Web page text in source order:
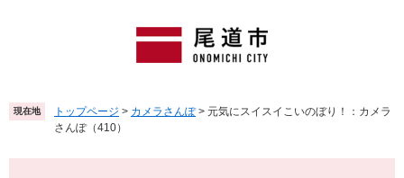
頭
で
。
飛
ば
て
現在地 トップページ > カメラさんぽ > 元気にスイスイこいのぼり！：カメラ
さんぽ（410）